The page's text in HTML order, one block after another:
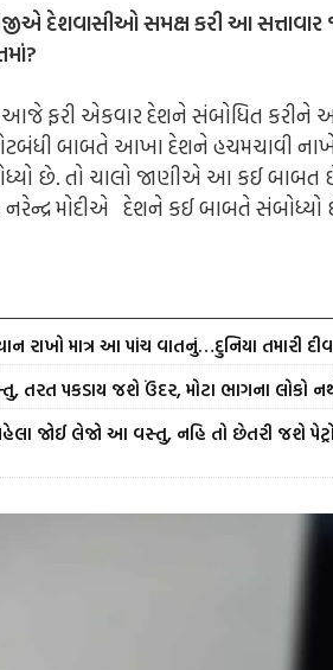
દેશવાસીઓ સમક્ષ કરી આ
આજે ફરી એકવાર દેશને સંબોધિત
નોટબંધી બાબતે આખા દેશને
છે. તો ચાલો જાણીએ આ કઈ
નરેન્દ્ર મોદીએ દેશને કઈ બાબતે સંબોધ્યો
રાખો માત્ર આ પાંચ વાતનું…દુનિયા તમારી
તરત પકડાય જશે ઉંદર, મોટા ભાગના લોકો
જોઈ લેજો આ વસ્તુ, નહિ તો છેતરી જશે